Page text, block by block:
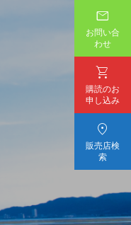

お問い合
わせ

購読のお
申し込み

販売店検
索